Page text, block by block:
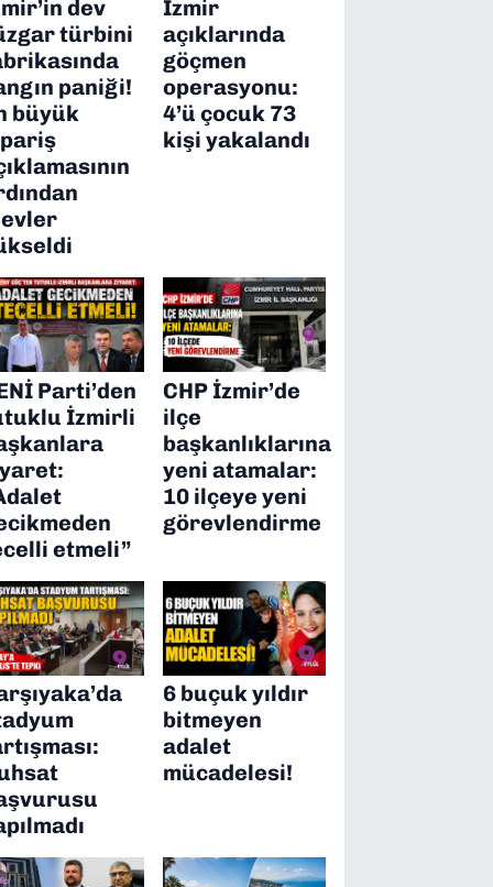
dev
türbini
paniği!
büyük
İzmir
açıklarında
göçmen
operasyonu:
4’ü çocuk 73
kişi yakalandı
Parti’den
İzmirli
etmeli”
CHP İzmir’de
ilçe
başkanlıklarına
yeni atamalar:
10 ilçeye yeni
görevlendirme
6 buçuk yıldır
bitmeyen
adalet
mücadelesi!